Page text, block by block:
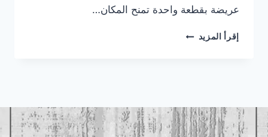
عريضة بقطعة واحدة تمنح المكان…
إقرأ المزيد بديل
الشيبورد
جده
|